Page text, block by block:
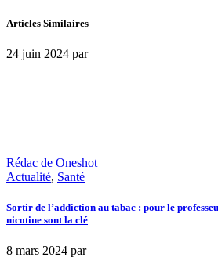
Articles Similaires
24 juin 2024 par
Rédac de Oneshot
Actualité, Santé
Sortir de l’addiction au tabac : pour le
nicotine sont la clé
8 mars 2024 par